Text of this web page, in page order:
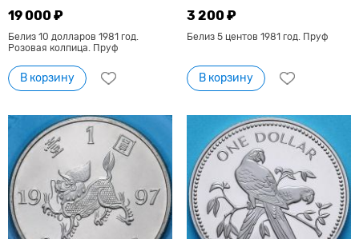
19 000 ₽
Белиз 10 долларов 1981 год.
Розовая колпица. Пруф
В корзину
3 200 ₽
Белиз 5 центов 1981 год. Пруф
В корзину